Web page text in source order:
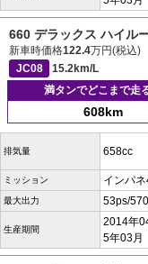
660 デラックス ハイル
新車時価格122.4万円(税込)
JC08
15.2km/L
満タンでどこまで走
608km
排気量 658cc
ミッション インパネ
最大出力 53ps/
生産期間
2014年
5年03月